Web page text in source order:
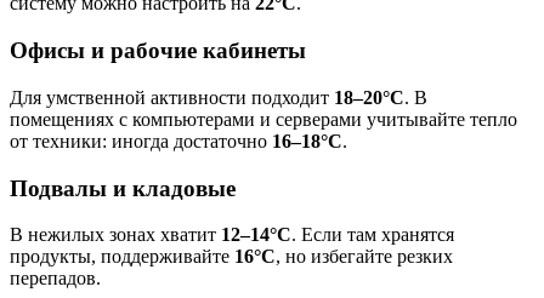
Офисы и рабочие кабинеты
Для умственной активности подходит 18–20°C. В
помещениях с компьютерами и серверами учитывайте тепло
от техники: иногда достаточно 16–18°C.
Подвалы и кладовые
В нежилых зонах хватит 12–14°C. Если там хранятся
продукты, поддерживайте 16°C, но избегайте резких
перепадов.